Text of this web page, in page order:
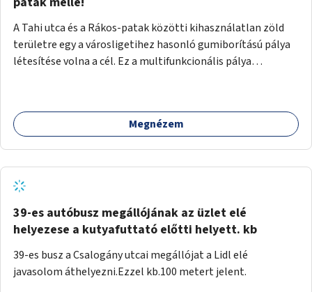
A Tahi utca és a Rákos-patak közötti kihasználatlan zöld
területre egy a városligetihez hasonló gumiborítású pálya
létesítése volna a cél. Ez a multifunkcionális pálya
Megnézem
39-es autóbusz megállójának az üzlet elé
helyezese a kutyafuttató előtti helyett. kb
39-es busz a Csalogány utcai megállójat a Lidl elé
javasolom áthelyezni.Ezzel kb.100 metert jelent.